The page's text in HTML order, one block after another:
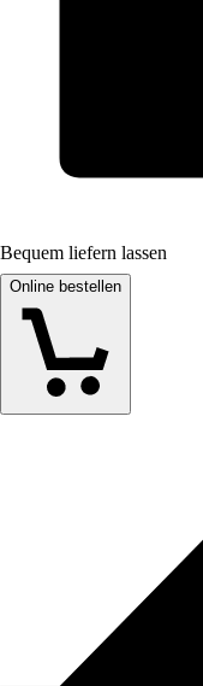
Bequem liefern lassen
Online bestellen